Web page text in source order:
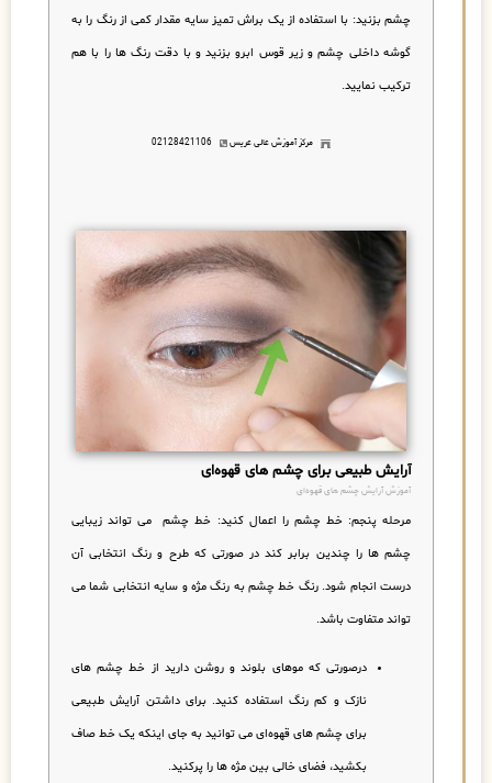
چشم بزنید: با استفاده از یک براش تمیز سایه مقدار کمی از رنگ را به
گوشه داخلی چشم و زیر قوس ابرو بزنید و با دقت رنگ ها را با هم
ترکیب نمایید.
مرکز آموزش عالی عریس 02128421106
آرایش طبیعی برای چشم های قهوه‌ای
آموزش آرایش چشم های قهوه‌ای
مرحله پنجم: خط چشم را اعمال کنید: خط چشم می تواند زیبایی
چشم ها را چندین برابر کند در صورتی که طرح و رنگ انتخابی آن
درست انجام شود. رنگ خط چشم به رنگ مژه و سایه انتخابی شما می
تواند متفاوت باشد.
درصورتی که موهای بلوند و روشن دارید از خط چشم های
نازک و کم رنگ استفاده کنید. برای داشتن آرایش طبیعی
برای چشم های قهوه‌ای می توانید به جای اینکه یک خط صاف
بکشید، فضای خالی بین مژه ها را پرکنید.